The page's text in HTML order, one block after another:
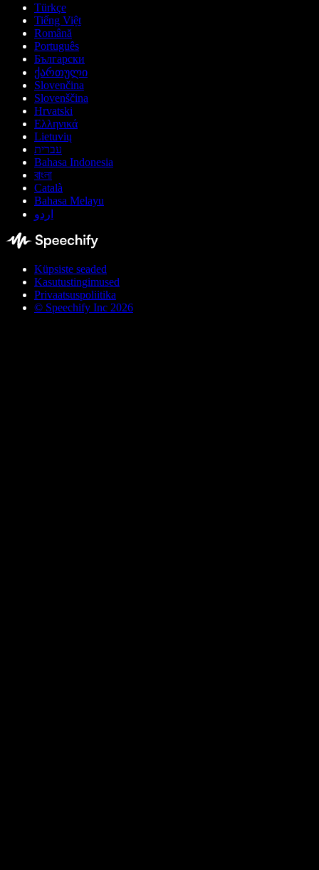
Türkçe
Tiếng Việt
Română
Português
Български
ქართული
Slovenčina
Slovenščina
Hrvatski
Ελληνικά
Lietuvių
עברית
Bahasa Indonesia
বাংলা
Català
Bahasa Melayu
اردو
Küpsiste seaded
Kasutustingimused
Privaatsuspoliitika
© Speechify Inc 2026